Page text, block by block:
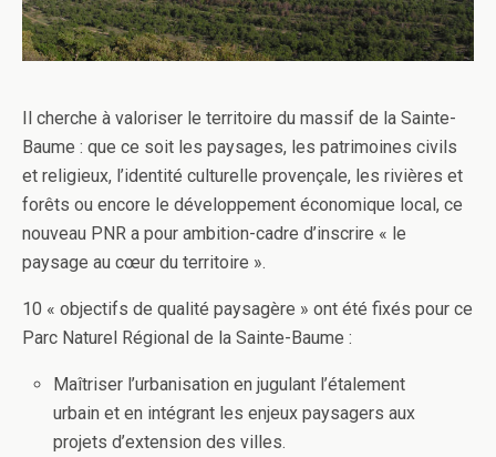
Il cherche à valoriser le territoire du massif de la Sainte-
Baume : que ce soit les paysages, les patrimoines civils
et religieux, l’identité culturelle provençale, les rivières et
forêts ou encore le développement économique local, ce
nouveau PNR a pour ambition-cadre d’inscrire « le
paysage au cœur du territoire ».
10 « objectifs de qualité paysagère » ont été fixés pour ce
Parc Naturel Régional de la Sainte-Baume :
Maîtriser l’urbanisation en jugulant l’étalement
urbain et en intégrant les enjeux paysagers aux
projets d’extension des villes.